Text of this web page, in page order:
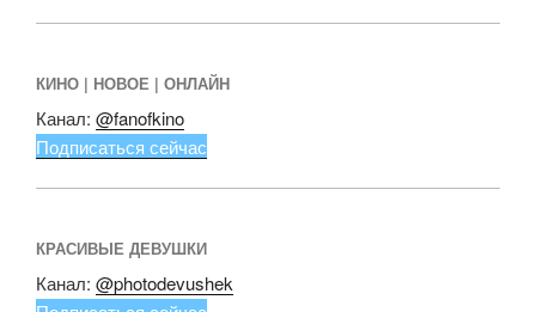
КИНО | НОВОЕ | ОНЛАЙН
Канал: @fanofkino
Подписаться сейчас
КРАСИВЫЕ ДЕВУШКИ
Канал: @photodevushek